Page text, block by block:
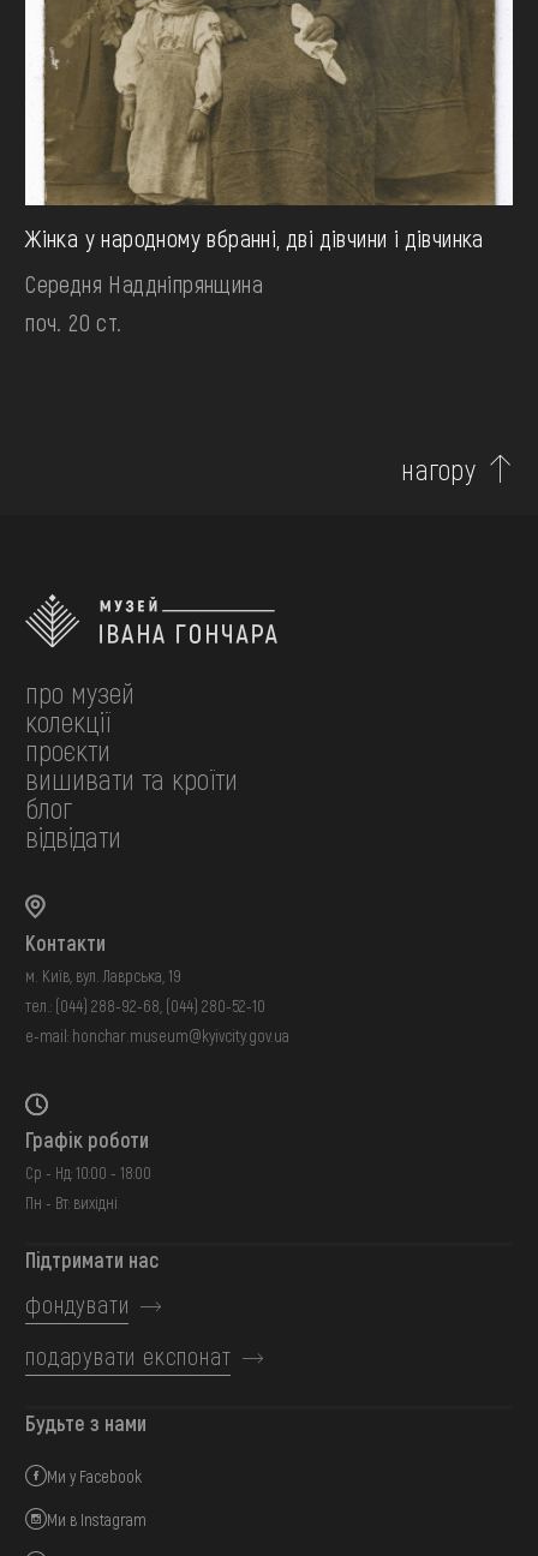
Жінка у народному вбранні, дві дівчини і дівчинка
Середня Наддніпрянщина
поч. 20 ст.
нагору
про музей
колекції
проєкти
вишивати та кроїти
блог
відвідати
Контакти
м. Київ, вул. Лаврська, 19
тел.: (044) 288-92-68 (044) 280-52-10
e-mail: honchar.museum@kyivcity.gov.ua
Графік роботи
Ср - Нд: 10:00 - 18:00
Пн - Вт: вихідні
Підтримати нас
фондувати
подарувати експонат
Будьте з нами
Ми у Facebook
Ми в Instagram